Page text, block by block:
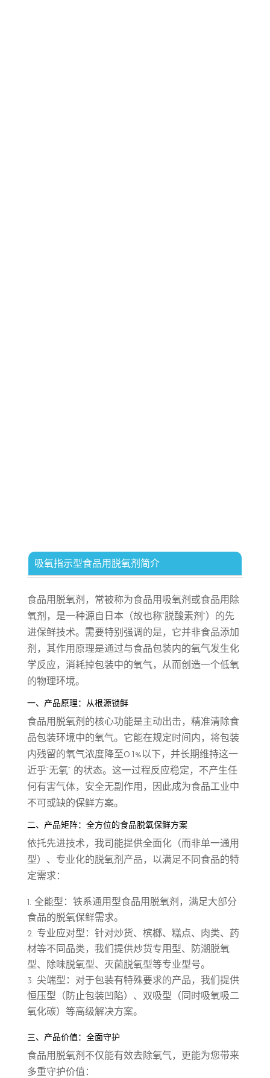
吸氧指示型食品用脱氧剂简介
食品用脱氧剂，常被称为食品用吸氧剂或食品用除
氧剂，是一种源自日本（故也称“脱酸素剂”）的先
进保鲜技术。需要特别强调的是，它并非食品添加
剂，其作用原理是通过与食品包装内的氧气发生化
学反应，消耗掉包装中的氧气，从而创造一个低氧
的物理环境。
一、产品原理：从根源锁鲜
食品用脱氧剂的核心功能是主动出击，精准清除食
品包装环境中的氧气。它能在规定时间内，将包装
内残留的氧气浓度降至0.1%以下，并长期维持这一
近乎“无氧” 的状态。这一过程反应稳定，不产生任
何有害气体，安全无副作用，因此成为食品工业中
不可或缺的保鲜方案。
二、产品矩阵：全方位的食品脱氧保鲜方案
依托先进技术，我司能提供全面化（而非单一通用
型）、专业化的脱氧剂产品，以满足不同食品的特
定需求：
全能型：铁系通用型食品用脱氧剂，满足大部分
食品的脱氧保鲜需求。
专业应对型：针对炒货、槟榔、糕点、肉类、药
材等不同品类，我们提供炒货专用型、防潮脱氧
型、除味脱氧型、灭菌脱氧型等专业型号。
尖端型：对于包装有特殊要求的产品，我们提供
恒压型（防止包装凹陷）、双吸型（同时吸氧吸二
氧化碳）等高级解决方案。
三、产品价值：全面守护
食品用脱氧剂不仅能有效去除氧气，更能为您带来
多重守护价值：